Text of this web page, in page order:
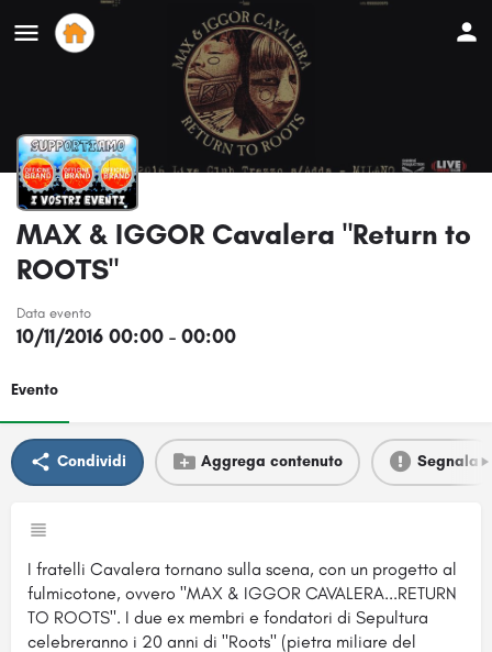
MAX & IGGOR Cavalera "Return to
ROOTS"
Data evento
10/11/2016 00:00 - 00:00
Evento
Condividi Aggrega contenuto Segnala
I fratelli Cavalera tornano sulla scena, con un progetto al
fulmicotone, ovvero "MAX & IGGOR CAVALERA...RETURN
TO ROOTS". I due ex membri e fondatori di Sepultura
celebreranno i 20 anni di "Roots" (pietra miliare del